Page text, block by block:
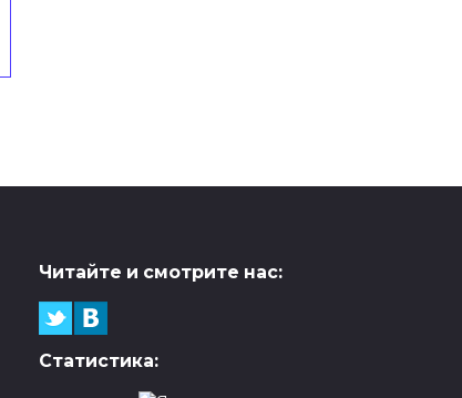
Читайте и смотрите нас:
Статистика: